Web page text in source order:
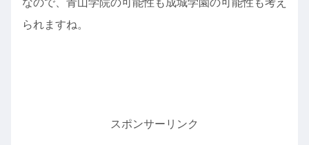
られますね。
スポンサーリンク